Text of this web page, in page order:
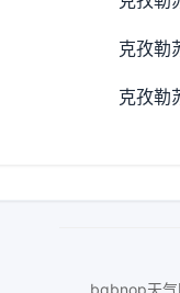
克孜勒
克孜勒
bqbnop天气